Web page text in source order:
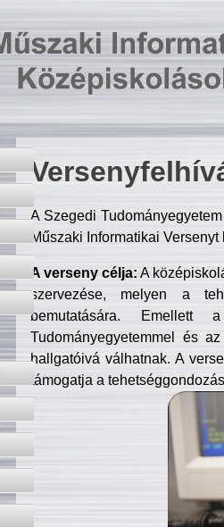
A Szegedi
Műszaki Informatikai
A verseny célja: A
szervezése, melyen a
bemutatására. Emellett
Tudományegyetemmel és
hallgatóivá válhatnak. A
támogatja a